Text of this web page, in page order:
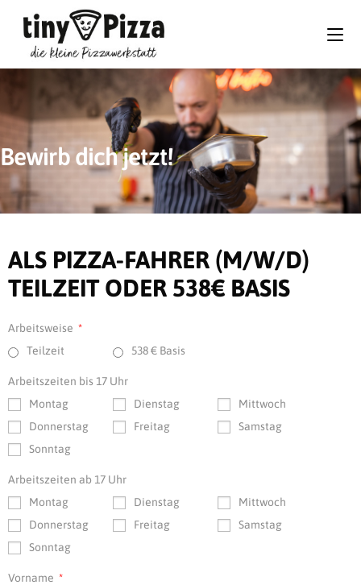
Bewirb dich jetzt!
ALS PIZZA-FAHRER (M/W/D)
TEILZEIT ODER 538€ BASIS
Arbeitsweise
Teilzeit
538 € Basis
Arbeitszeiten bis 17 Uhr
Montag
Dienstag
Mittwoch
Donnerstag
Freitag
Samstag
Sonntag
Arbeitszeiten ab 17 Uhr
Montag
Dienstag
Mittwoch
Donnerstag
Freitag
Samstag
Sonntag
Vorname